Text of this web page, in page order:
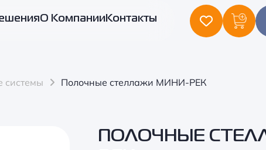
О Компании Контакты
системы Полочные стеллажи МИНИ-РЕК
ПОЛОЧНЫЕ